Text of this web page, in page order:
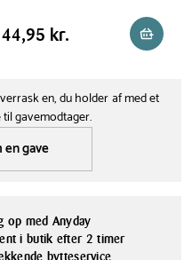
ikke medfølger, men kan
batterilevetid er ~1000
i butik
Uyuni Lighting C batterier 2 Stk.
Pris tabel
Pris 44,95 kr.
44,95 kr.
en, du holder af med et
gavemodtager.
en gave
op med Anyday
i butik efter 2 timer
bytteservice